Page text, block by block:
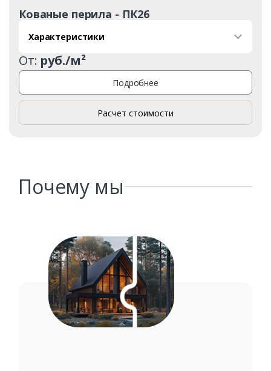
Заказать
Кованые перила - ПК26
Характеристики
От: руб./м²
Подробнее
Расчет стоимости
Почему мы